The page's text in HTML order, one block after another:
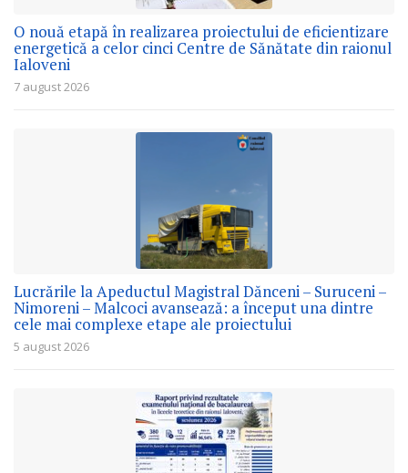
O nouă etapă în realizarea proiectului de eficientizare
energetică a celor cinci Centre de Sănătate din raionul
Ialoveni
7 august 2026
Lucrările la Apeductul Magistral Dănceni – Suruceni –
Nimoreni – Malcoci avansează: a început una dintre
cele mai complexe etape ale proiectului
5 august 2026